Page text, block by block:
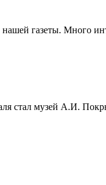
газеты. Много
стал музей А.И.